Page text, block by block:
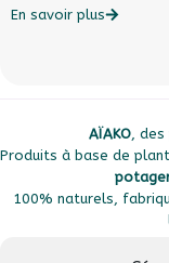
En savoir plus
AÏAKO,
Produits à base de
100% naturels,